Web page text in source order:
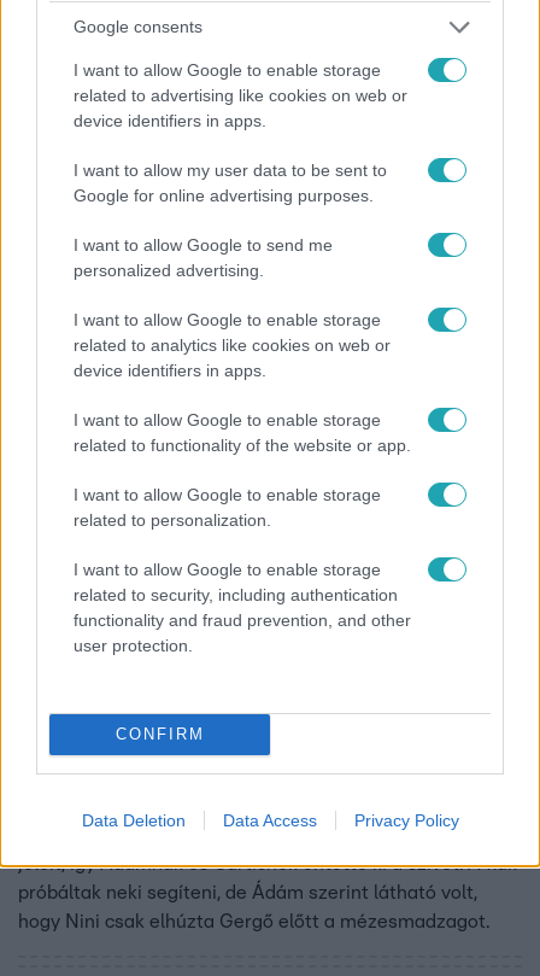
Google consents
I want to allow Google to enable storage
related to advertising like cookies on web or
device identifiers in apps.
I want to allow my user data to be sent to
Google for online advertising purposes.
I want to allow Google to send me
personalized advertising.
I want to allow Google to enable storage
related to analytics like cookies on web or
device identifiers in apps.
I want to allow Google to enable storage
related to functionality of the website or app.
I want to allow Google to enable storage
related to personalization.
I want to allow Google to enable storage
related to security, including authentication
functionality and fraud prevention, and other
user protection.
CONFIRM
Data Deletion Data Access Privacy Policy
2022. november 1. 18:30
„Te ma nem bírsz magaddal” – izzott a levegő Nini
és Gergő között
Nini félreérthető ajándéka után Gergő kíváncsi volt rá,
hogy lehet-e a románcukból több is, ezért amikor
leoltották a villanyokat, a fiú akcióba lendült. Hogy
sikerült-e neki elérnie a célját, kiderül a videóból.
2022. november 1. 18:30
„Két hete pettingeltek” – Ádám szerint Nini az
Gergő kínosan érezte magát, miután félreértelmezte Nini
jeleit, így Ádámnak és Curtisnek öntötte ki a szívét. A fiúk
próbáltak neki segíteni, de Ádám szerint látható volt,
hogy Nini csak elhúzta Gergő előtt a mézesmadzagot.